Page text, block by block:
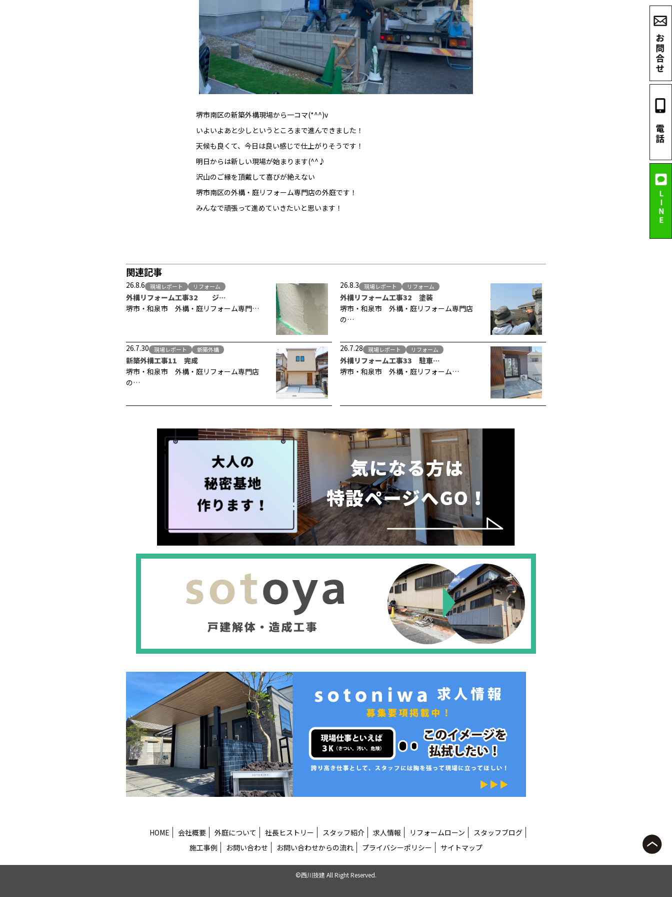
堺市南区の新築外構現場から一コマ(*^^)v
いよいよあと少しというところまで進んできました！
天候も良くて、今日は良い感じで仕上がりそうです！
明日からは新しい現場が始まります(^^♪
沢山のご縁を頂戴して喜びが絶えない
堺市南区の外構・庭リフォーム専門店の外庭です！
みんなで頑張って進めていきたいと思います！
関連記事
26.8.6 現場レポート リフォーム
外構リフォーム工事32 ジ…
堺市・和泉市 外構・庭リフォーム専門…
26.8.3 現場レポート リフォーム
外構リフォーム工事32 塗装
堺市・和泉市 外構・庭リフォーム専門店
の…
26.7.30 現場レポート 新築外構
新築外構工事11 完成
堺市・和泉市 外構・庭リフォーム専門店
の…
26.7.28 現場レポート リフォーム
外構リフォーム工事33 駐車…
堺市・和泉市 外構・庭リフォーム…
HOME 会社概要 外庭について 社長ヒストリー スタッフ紹介 求人情報 リフォームローン
スタッフブログ
施工事例
お問い合わせ お問い合わせからの流れ プライバシーポリシー サイトマップ
©西川技建 All Right Reserved.